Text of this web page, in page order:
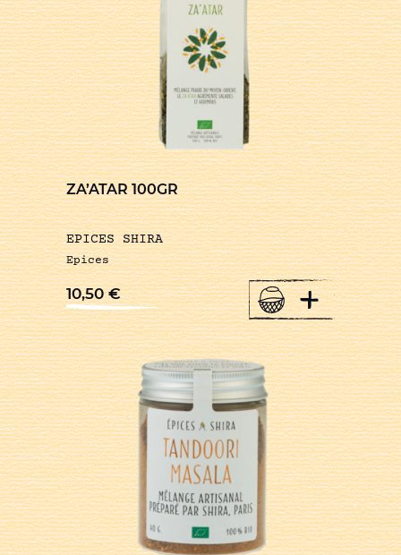
ZA’ATAR 100GR
EPICES SHIRA
Epices
10,50€ +